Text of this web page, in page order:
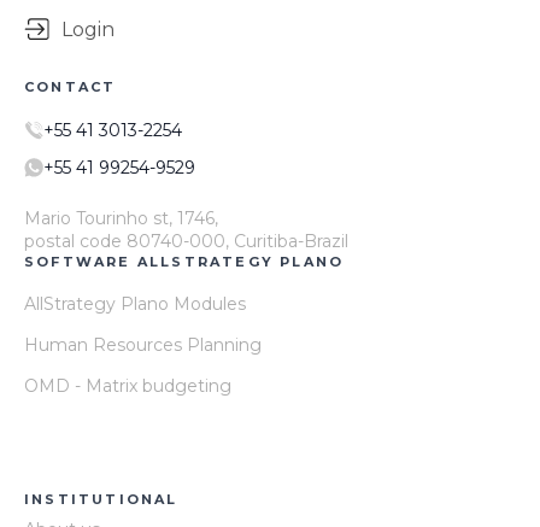
Login
CONTACT
+55 41 3013-2254
+55 41 99254-9529
Mario Tourinho st, 1746,
postal code 80740-000, Curitiba-Brazil
SOFTWARE ALLSTRATEGY PLANO
AllStrategy Plano Modules
Human Resources Planning
OMD - Matrix budgeting
INSTITUTIONAL